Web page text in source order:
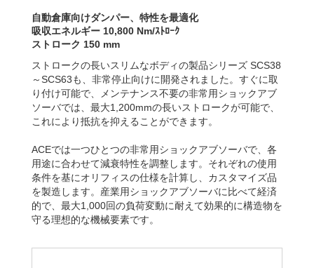
自動倉庫向けダンパー、特性を最適化
吸収エネルギー 10,800 Nm/ｽﾄﾛｰｸ
ストローク 150 mm
ストロークの長いスリムなボディの製品シリーズ SCS38
～SCS63も、非常停止向けに開発されました。すぐに取
り付け可能で、メンテナンス不要の非常用ショックアブ
ソーバでは、最大1,200mmの長いストロークが可能で、
これにより抵抗を抑えることができます。
ACEでは一つひとつの非常用ショックアブソーバで、各
用途に合わせて減衰特性を調整します。それぞれの使用
条件を基にオリフィスの仕様を計算し、カスタマイズ品
を製造します。産業用ショックアブソーバに比べて経済
的で、最大1,000回の負荷変動に耐えて効果的に構造物を
守る理想的な機械要素です。